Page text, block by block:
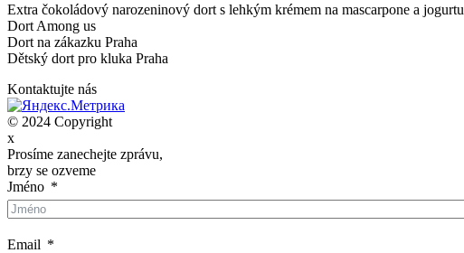
Extra čokoládový narozeninový dort s lehkým krémem na mascarpone a jogurtu
Dort Among us
Dort na zákazku Praha
Dětský dort pro kluka Praha
Kontaktujte nás
© 2024 Copyright
x
Prosíme zanechejte zprávu,
brzy se ozveme
Jméno
Email